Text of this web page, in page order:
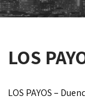
LOS
LOS PAYOS –